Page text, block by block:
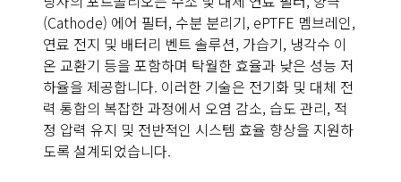
(Cathode) 에어 필터, 수분 분리기, ePTFE 멤브레인,
연료 전지 및 배터리 벤트 솔루션, 가습기, 냉각수 이
온 교환기 등을 포함하며 탁월한 효율과 낮은 성능 저
하율을 제공합니다. 이러한 기술은 전기화 및 대체 전
력 통합의 복잡한 과정에서 오염 감소, 습도 관리, 적
정 압력 유지 및 전반적인 시스템 효율 향상을 지원하
도록 설계되었습니다.